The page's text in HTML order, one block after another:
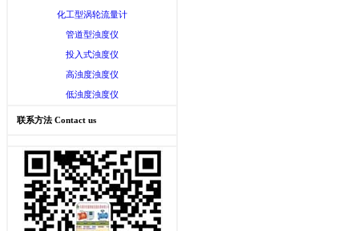
化工型涡轮流量计
管道型浊度仪
投入式浊度仪
高浊度浊度仪
低浊度浊度仪
联系方法 Contact us